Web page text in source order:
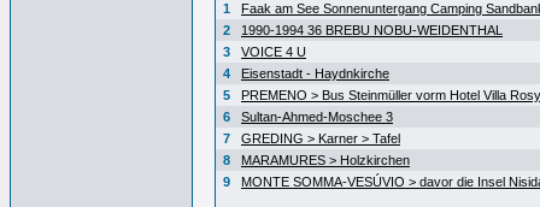
1
Faak am See Sonnenuntergang Camping
2
1990-1994 36 BREBU NOBU-WEIDENTHAL
3
VOICE 4 U
4
Eisenstadt - Haydnkirche
5
PREMENO > Bus Steinmüller vorm Hotel Villa Rosy
6
Sultan-Ahmed-Moschee 3
7
GREDING > Karner > Tafel
8
MARAMURES > Holzkirchen
9
MONTE SOMMA-VESÚVIO > davor die Insel